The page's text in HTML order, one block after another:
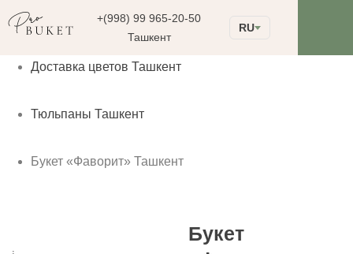
+(998) 99 965-20-50
Ташкент
RU
Доставка цветов Ташкент
Тюльпаны Ташкент
Букет «Фаворит» Ташкент
Букет